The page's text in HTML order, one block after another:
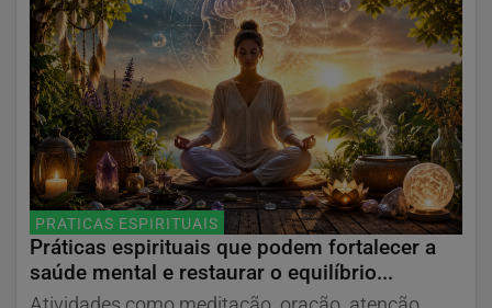
PRATICAS ESPIRITUAIS
Práticas espirituais que podem fortalecer a
saúde mental e restaurar o equilíbrio...